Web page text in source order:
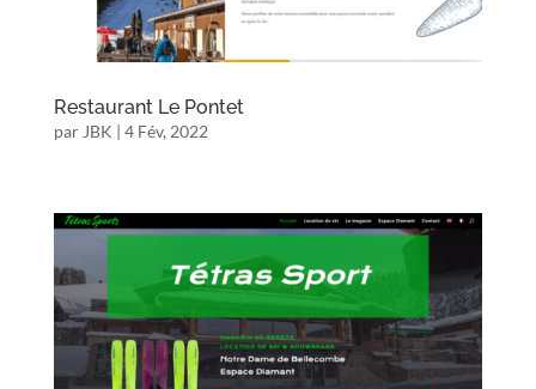
Restaurant Le Pontet
par JBK | 4 Fév, 2022